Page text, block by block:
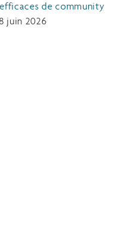
de community
juin 2026